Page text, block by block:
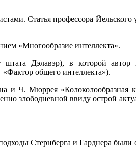
Статья профессора Йельского
«Многообразие интеллекта».
штата Дэлавэр), в которой
«Фактор общего интеллекта»).
и Ч. Мюррея «Колоколообразная
злободневной ввиду острой
Стернберга и Гарднера были